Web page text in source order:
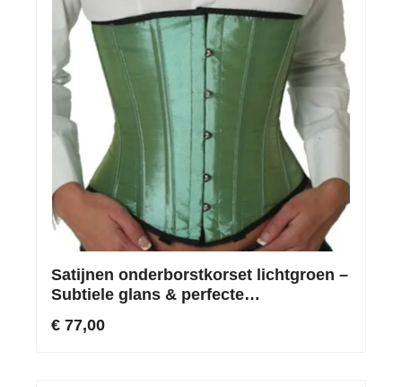
Satijnen onderborstkorset lichtgroen –
Subtiele glans & perfecte
€ 77,00